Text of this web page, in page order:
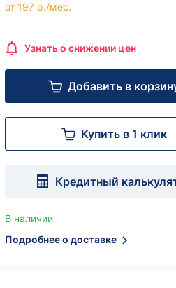
от 197 р./мес.
Узнать о снижении цен
Добавить в
Купить в 1 клик
Кредитный
В наличии
Подробнее о доставке